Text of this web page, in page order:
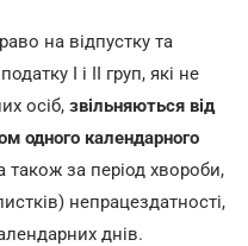
на відпустку та
І і ІІ груп, які не
осіб, звільняються від
одного календарного
також за період хвороби,
непрацездатності,
днів.